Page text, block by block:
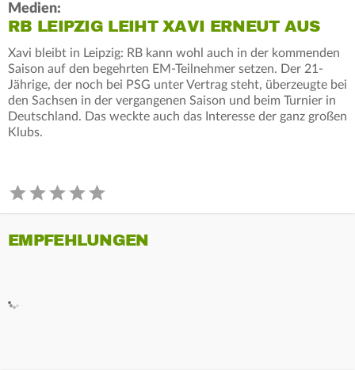
Medien:
RB LEIPZIG LEIHT XAVI ERNEUT AUS
Xavi bleibt in Leipzig: RB kann wohl auch in der kommenden
Saison auf den begehrten EM-Teilnehmer setzen. Der 21-
Jährige, der noch bei PSG unter Vertrag steht, überzeugte bei
den Sachsen in der vergangenen Saison und beim Turnier in
Deutschland. Das weckte auch das Interesse der ganz großen
Klubs.
EMPFEHLUNGEN